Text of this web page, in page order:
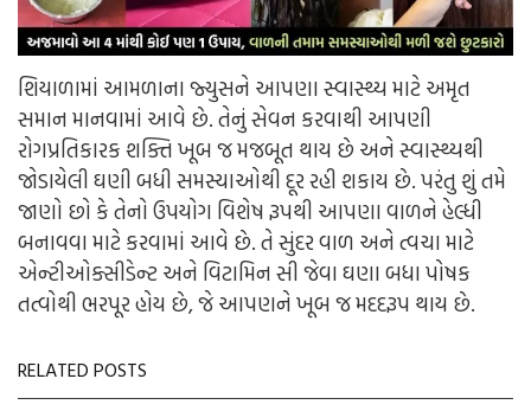
શિયાળામાં આમળાના જ્યુસને આપણા સ્વાસ્થ્ય માટે અમૃત
સમાન માનવામાં આવે છે. તેનું સેવન કરવાથી આપણી
રોગપ્રતિકારક શક્તિ ખૂબ જ મજબૂત થાય છે અને સ્વાસ્થ્યથી
જોડાયેલી ઘણી બધી સમસ્યાઓથી દૂર રહી શકાય છે. પરંતુ શું તમે
જાણો છો કે તેનો ઉપયોગ વિશેષ રૂપથી આપણા વાળને હેલ્ધી
બનાવવા માટે કરવામાં આવે છે. તે સુંદર વાળ અને ત્વચા માટે
એન્ટીઓક્સીડેન્ટ અને વિટામિન સી જેવા ઘણા બધા પોષક
તત્વોથી ભરપૂર હોય છે, જે આપણને ખૂબ જ મદદરૂપ થાય છે.
RELATED POSTS